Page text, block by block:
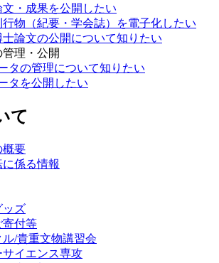
文・成果を公開したい
行物（紀要・学会誌）を電子化したい
士論文の公開について知りたい
理・公開
タの管理について知りたい
タを公開したい
て
概要
係る情報
ッズ
寄付等
/貴重文物講習会
イエンス専攻